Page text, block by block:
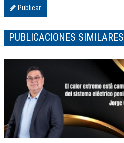
Publicar
PUBLICACIONES SIMILARES